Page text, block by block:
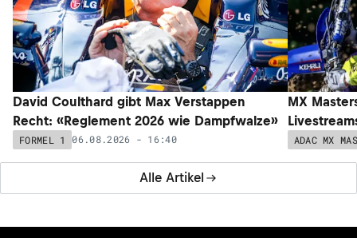
Alle Artikel
David Coulthard gibt Max Verstappen
Recht: «Reglement 2026 wie Dampfwalze»
FORMEL 1 06.08.2026 - 16:40
MX
ADAC MX